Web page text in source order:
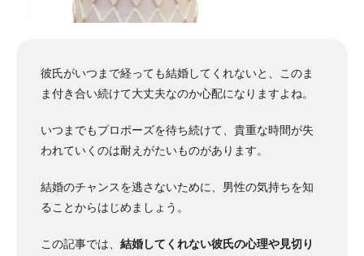
彼氏がいつまで経っても結婚してくれないと、このま
ま付き合い続けて大丈夫なのか心配になりますよね。
いつまでもプロポーズを待ち続けて、貴重な時間が失
われていくのは耐えがたいものがあります。
結婚のチャンスを逃さないために、男性の気持ちを知
ることからはじめましょう。
この記事では、 結婚してくれない彼氏の心理や見切り